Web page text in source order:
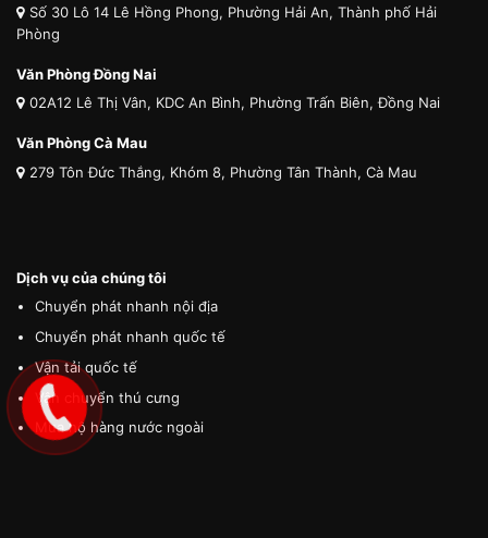
Số 30 Lô 14 Lê Hồng Phong, Phường Hải An, Thành phố Hải
Phòng
Văn Phòng Đồng Nai
02A12 Lê Thị Vân, KDC An Bình, Phường Trấn Biên, Đồng Nai
Văn Phòng Cà Mau
279 Tôn Đức Thắng, Khóm 8, Phường Tân Thành, Cà Mau
Dịch vụ của chúng tôi
Chuyển phát nhanh nội địa
Chuyển phát nhanh quốc tế
Vận tải quốc tế
Vận chuyển thú cưng
Mua hộ hàng nước ngoài